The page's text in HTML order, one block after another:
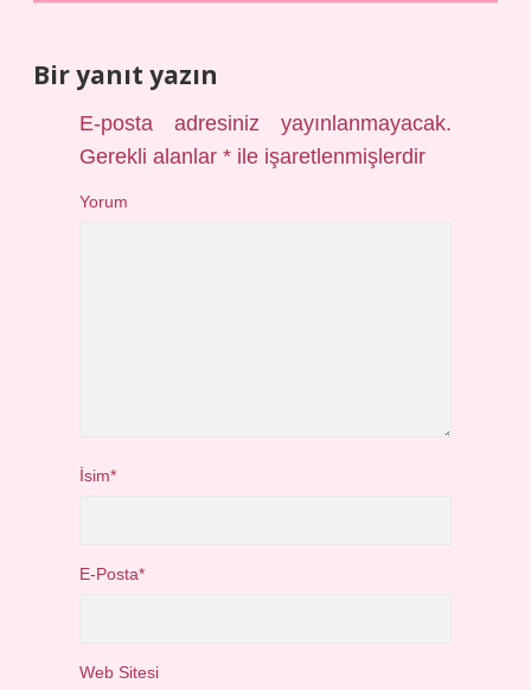
Bir yanıt yazın
E-posta adresiniz yayınlanmayacak.
Gerekli alanlar* ile işaretlenmişlerdir
Yorum
İsim*
E-Posta*
Web Sitesi